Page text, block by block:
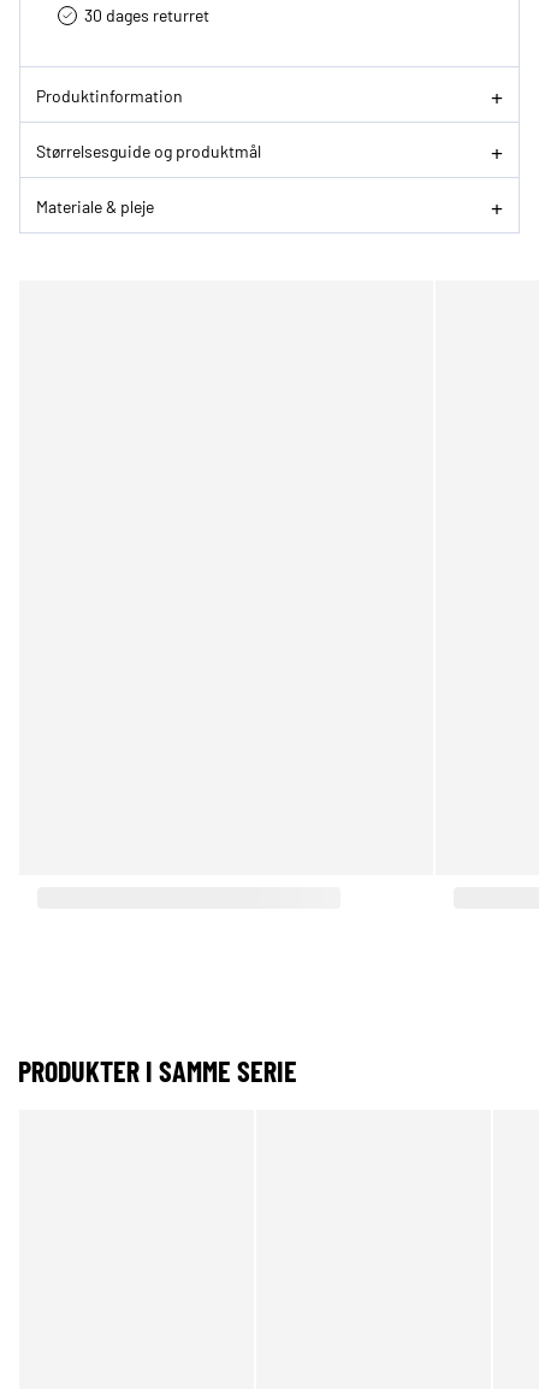
30 dages returret
Produktinformation
Størrelsesguide og produktmål
Materiale & pleje
PRODUKTER I SAMME SERIE